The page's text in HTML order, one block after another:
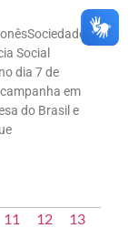
Social
dia 7 de
em
do Brasil e
11 12
13